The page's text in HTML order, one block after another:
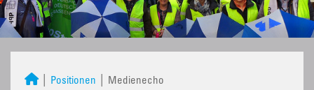
Positionen Medienecho